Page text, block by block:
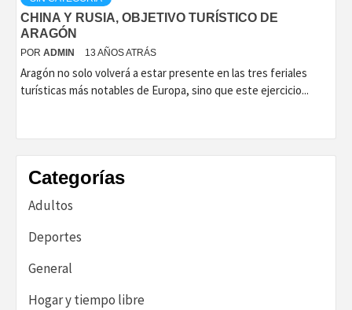
CHINA Y RUSIA, OBJETIVO TURÍSTICO DE
ARAGÓN
POR ADMIN 13 AÑOS ATRÁS
Aragón no solo volverá a estar presente en las tres feriales
turísticas más notables de Europa, sino que este ejercicio...
Categorías
Adultos
Deportes
General
Hogar y tiempo libre